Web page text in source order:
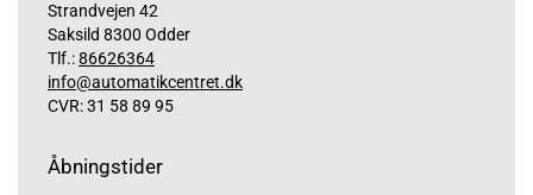
Strandvejen 42
Saksild 8300 Odder
Tlf.:86626364
info@automatikcentret.dk
CVR: 31 58 89 95
Åbningstider